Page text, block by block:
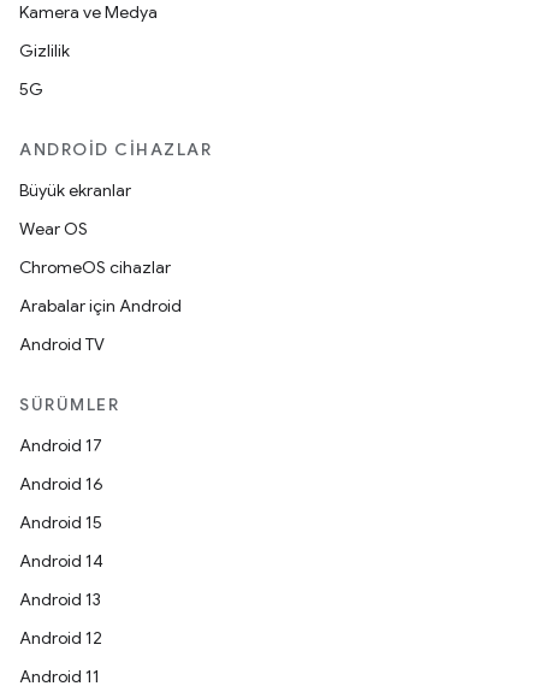
Kamera ve Medya
Gizlilik
5G
ANDROID CIHAZLAR
Büyük ekranlar
Wear OS
ChromeOS cihazlar
Arabalar için Android
Android TV
SÜRÜMLER
Android 17
Android 16
Android 15
Android 14
Android 13
Android 12
Android 11